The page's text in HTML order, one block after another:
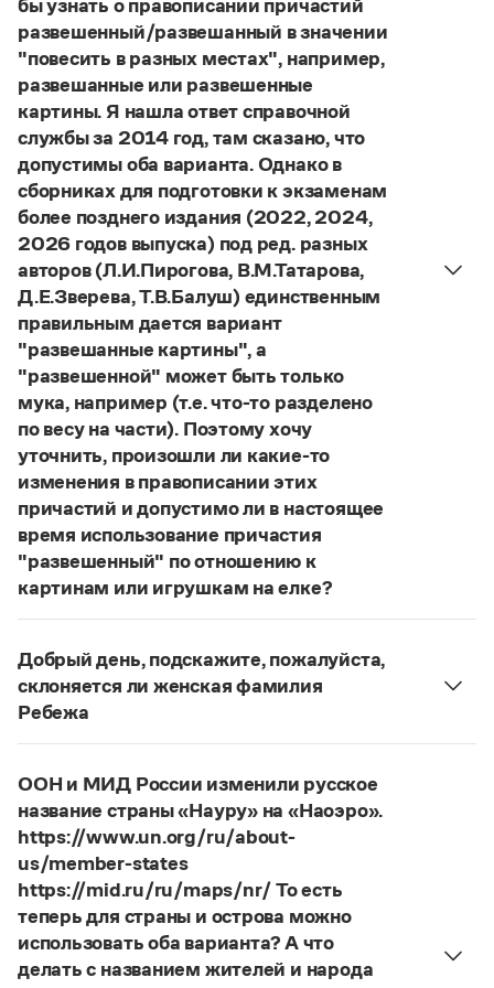
Словари русского языка как государственного
Справочники
Правила русской орфографии и пунктуации
Русский язык. Краткий теоретический курс
для школьников
Письмовник
Справочник по пунктуации
Словарь-справочник трудностей
Справочник по фразеологии
Азбучные истины
Словарь-справочник непростые слова
Все справочники портала
Журнал
Новости и события
Статьи
Монологи
Интервью
Лекции и подкасты
Рекомендуем
Учебник Грамоты
Интерактивные упражнения: от простого к сложному
Издательство
Словари
Научпоп
Учебники и справочники
Все книги
Управление в русском языке
Словарь русских имён
Словарь методических терминов
Правила русской орфографии и пунктуации
(1956)
бы узнать о правописании причастий
развешенный/развешанный в значении
"повесить в разных местах", например,
развешанные или развешенные
картины. Я нашла ответ справочной
службы за 2014 год, там сказано, что
допустимы оба варианта. Однако в
сборниках для подготовки к экзаменам
более позднего издания (2022, 2024,
2026 годов выпуска) под ред. разных
авторов (Л.И.Пирогова, В.М.Татарова,
Д.Е.Зверева, Т.В.Балуш) единственным
правильным дается вариант
"развешанные картины", а
"развешенной" может быть только
мука, например (т.е. что-то разделено
по весу на части). Поэтому хочу
уточнить, произошли ли какие-то
изменения в правописании этих
причастий и допустимо ли в настоящее
время использование причастия
"развешенный" по отношению к
картинам или игрушкам на елке?
Нашответ2014 года по-прежнему актуален.
то игнорируют рекомендации нормативных
словарей русского языка, в которых указан глагол
развесить
развешенный) со значением «повесить в разных
местах (несколько, много предметов)». Ср.:
знаю, что на стенах своей квартиры вы развесили
разные географические карты.
Бретер. И эти карты, безусловно, развешены.
Страница ответа
Добрый день, подскажите, пожалуйста,
склоняется ли женская фамилия
Ребежа
ФамилияРебежасклоняется (и мужская, и
Страница ответа
ООН и МИД России изменили русское
название страны «Науру» на «Наоэро».
https://www.un.org/ru/about-
us/member-states
https://mid.ru/ru/maps/nr/ То есть
теперь для страны и острова можно
использовать оба варианта? А что
делать с названием жителей и народа